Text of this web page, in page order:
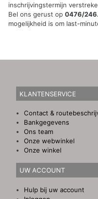
inschrijvingstermijn
Bel ons gerust op0476/
mogelijkheid is om last-
KLANTENSERVICE
Contact &
Bankgegevens
Ons team
Onze webwinkel
Onze winkel
UW ACCOUNT
Hulp bij uw account